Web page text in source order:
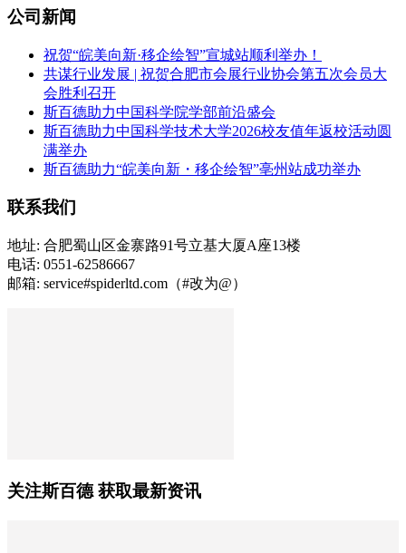
公司新闻
祝贺“皖美向新·移企绘智”宣城站顺利举办！
共谋行业发展 | 祝贺合肥市会展行业协会第五次会员大
会胜利召开
斯百德助力中国科学院学部前沿盛会
斯百德助力中国科学技术大学2026校友值年返校活动圆
满举办
斯百德助力“皖美向新・移企绘智”亳州站成功举办
联系我们
地址: 合肥蜀山区金寨路91号立基大厦A座13楼
电话: 0551-62586667
邮箱: service#spiderltd.com（#改为@）
关注斯百德 获取最新资讯